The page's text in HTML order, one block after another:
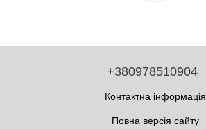
+380978510904
Контактна інформація
Повна версія сайту